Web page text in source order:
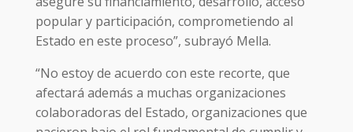
popular y participación, comprometiendo al
Estado en este proceso”, subrayó Mella.
“No estoy de acuerdo con este recorte, que
afectará además a muchas organizaciones
colaboradoras del Estado, organizaciones que